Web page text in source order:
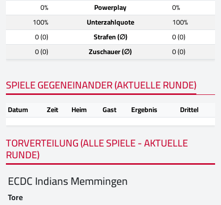
0%
Powerplay
0%
100%
Unterzahlquote
100%
0 (0)
Strafen (∅)
0 (0)
0 (0)
Zuschauer (∅) 0 (0)
SPIELE GEGENEINANDER (AKTUELLE RUNDE)
Datum Zeit Heim Gast Ergebnis Drittel
TORVERTEILUNG (ALLE SPIELE - AKTUELLE
RUNDE)
ECDC Indians Memmingen
Tore